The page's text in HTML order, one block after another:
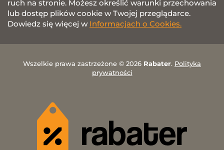
ruch na stronie. Możesz określić warunki przechowania
lub dostęp plików cookie w Twojej przeglądarce.
Dowiedz się więcej w Informacjach o Cookies.
Wszelkie prawa zastrzeżone © 2026 Rabater. Polityka
prywatności